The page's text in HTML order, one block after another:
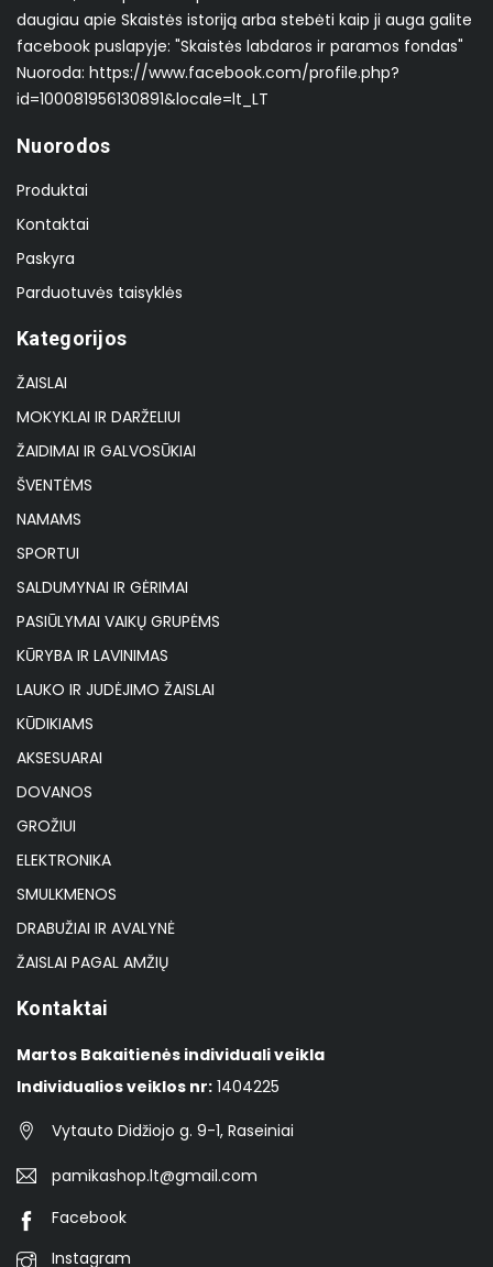
daugiau apie Skaistės istoriją arba stebėti kaip ji auga galite
facebook puslapyje: "Skaistės labdaros ir paramos fondas"
Nuoroda: https://www.facebook.com/profile.php?
id=100081956130891&locale=lt_LT
Nuorodos
Produktai
Kontaktai
Paskyra
Parduotuvės taisyklės
Kategorijos
ŽAISLAI
MOKYKLAI IR DARŽELIUI
ŽAIDIMAI IR GALVOSŪKIAI
ŠVENTĖMS
NAMAMS
SPORTUI
SALDUMYNAI IR GĖRIMAI
PASIŪLYMAI VAIKŲ GRUPĖMS
KŪRYBA IR LAVINIMAS
LAUKO IR JUDĖJIMO ŽAISLAI
KŪDIKIAMS
AKSESUARAI
DOVANOS
GROŽIUI
ELEKTRONIKA
SMULKMENOS
DRABUŽIAI IR AVALYNĖ
ŽAISLAI PAGAL AMŽIŲ
Kontaktai
Martos Bakaitienės individuali veikla
Individualios veiklos nr: 1404225
Vytauto Didžiojo g. 9-1, Raseiniai
pamikashop.lt@gmail.com
Facebook
Instagram